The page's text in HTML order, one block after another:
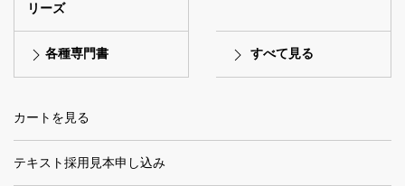
リーズ
各種専門書 すべて見る
カートを見る
テキスト採用見本申し込み